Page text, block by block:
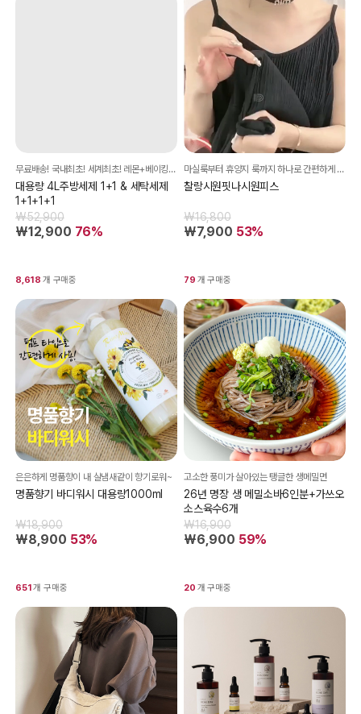
무료배송! 국내최초! 세계최초! 레몬+베이킹소다+식초 / 1만원대 창고 방출!!
대용량 4L주방세제 1+1 & 세탁세제
1+1+1+1
₩52,900
₩12,900 76%
8,618 개 구매중
마실룩부터 휴양지 룩까지 하나로 간편하게 완성되는 원피스
찰랑시원핏나시원피스
₩16,800
₩7,900 53%
79 개 구매중
은은하게 명품향이 내 살냄새같이 향기로워~
명품향기 바디워시 대용량1000ml
₩18,900
₩8,900 53%
651개 구매중
고소한 풍미가 살아있는 탱글한 생메밀면
26년 명장 생 메밀소바6인분+가쓰오
소스육수6개
₩16,900
₩6,900 59%
20 개 구매중